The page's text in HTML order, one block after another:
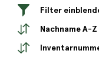
Filter
Nachname A-Z